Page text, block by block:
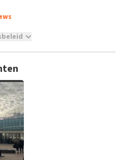
te laten als je geen
Reviews met
worden niet geplaatst.
een review wordt